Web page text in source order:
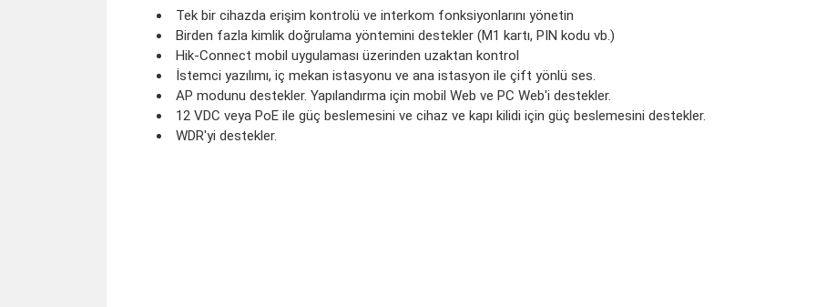
Tek bir cihazda erişim kontrolü ve interkom fonksiyonlarını yönetin
Birden fazla kimlik doğrulama yöntemini destekler (M1 kartı, PIN kodu vb.)
Hik-Connect mobil uygulaması üzerinden uzaktan kontrol
İstemci yazılımı, iç mekan istasyonu ve ana istasyon ile çift yönlü ses.
AP modunu destekler. Yapılandırma için mobil Web ve PC Web'i destekler.
12 VDC veya PoE ile güç beslemesini ve cihaz ve kapı kilidi için güç beslemesini destekler.
WDR'yi destekler.